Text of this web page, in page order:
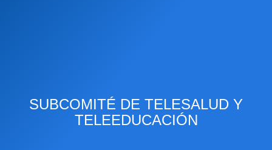
SUBCOMITÉ DE TELESALUD Y
TELEEDUCACIÓN